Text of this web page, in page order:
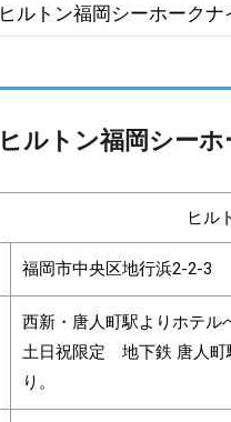
ヒルトン福岡シーホーク
ヒルトン福岡シー
ヒル
福岡市中央区地行浜2-2-3
西新・唐人町駅よりホテル
土日祝限定 地下鉄 唐人町
り。